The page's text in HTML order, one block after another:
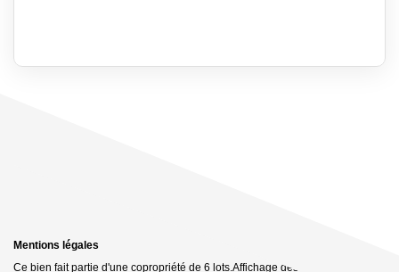
Mentions légales
Ce bien fait partie d'une copropriété de 6 lots.Affichage des informations